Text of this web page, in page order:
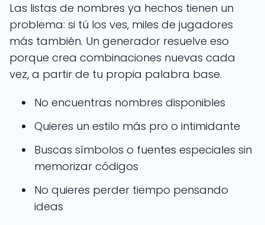
Las listas de nombres ya hechos tienen un
problema: si tú los ves, miles de jugadores
más también. Un generador resuelve eso
porque crea combinaciones nuevas cada
vez, a partir de tu propia palabra base.
No encuentras nombres disponibles
Quieres un estilo más pro o intimidante
Buscas símbolos o fuentes especiales sin
memorizar códigos
No quieres perder tiempo pensando
ideas